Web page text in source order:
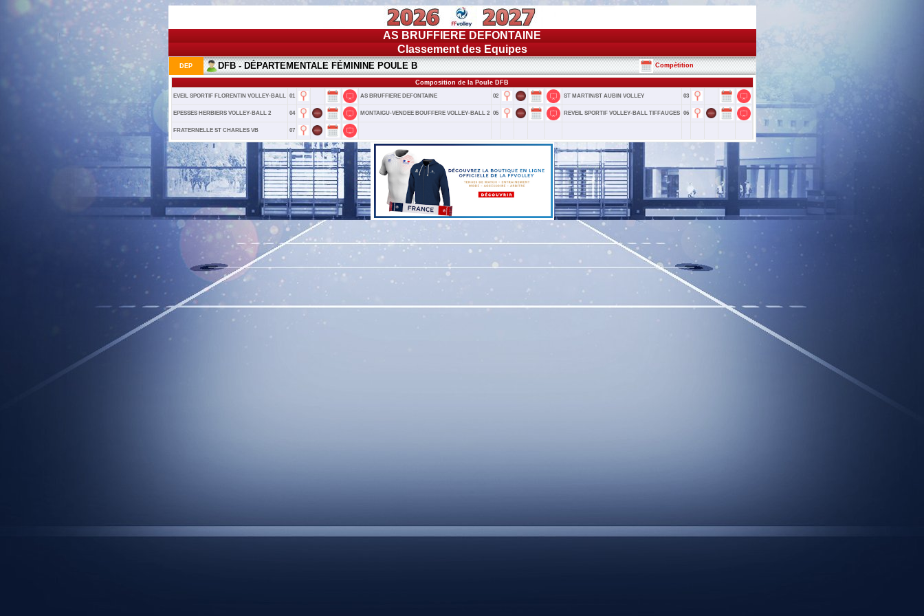
AS BRUFFIERE DEFONTAINE
Classement des Equipes
DEP DFB - DÉPARTEMENTALE FÉMININE POULE B Compétition
Composition de la Poule DFB
EVEIL SPORTIF FLORENTIN VOLLEY-BALL 01 AS BRUFFIERE DEFONTAINE 02 ST MARTIN/ST AUBIN VOLLEY 03
EPESSES HERBIERS VOLLEY-BALL 2 04 MONTAIGU-VENDEE BOUFFERE VOLLEY-BALL 2 05 REVEIL SPORTIF VOLLEY-BALL TIFFAUGES 06
FRATERNELLE ST CHARLES VB 07